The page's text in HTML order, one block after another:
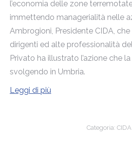
l’economia delle zone
immettendo managerialità nelle
Ambrogioni, Presidente CIDA,
dirigenti ed alte professionalità
Privato ha illustrato l’azione che
svolgendo in Umbria.
Leggi di più
Categoria: CIDA